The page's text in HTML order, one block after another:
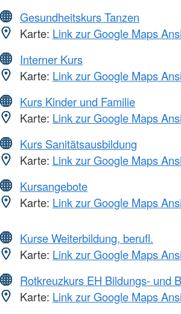
Gesundheitskurs Tanzen
Karte: Link zur Google Maps
Interner Kurs
Karte: Link zur Google Maps
Kurs Kinder und Familie
Karte: Link zur Google Maps
Kurs Sanitätsausbildung
Karte: Link zur Google Maps
Kursangebote
Karte: Link zur Google Maps
Kurse Weiterbildung, berufl.
Karte: Link zur Google Maps
Rotkreuzkurs EH Bildungs- und
Karte: Link zur Google Maps